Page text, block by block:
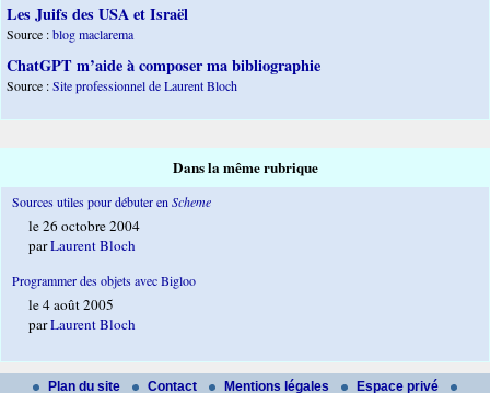
Les Juifs des USA et Israël
Source :blog maclarema
ChatGPT m’aide à composer ma bibliographie
Source :Site professionnel de Laurent Bloch
Dans la même rubrique
Sources utiles pour débuter en Scheme
le 26 octobre 2004
parLaurent Bloch
Programmer des objets avec Bigloo
le 4 août 2005
parLaurent Bloch
Plan du site Contact Mentions légales Espace privé